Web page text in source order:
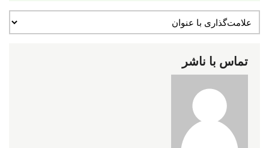
تماس با ناشر